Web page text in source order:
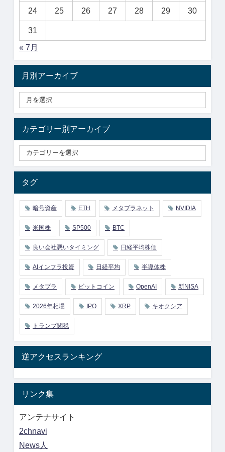
24 25 26 27 28 29 30
31
« 7月
月別アーカイブ
カテゴリー別アーカイブ
タグ
暗号資産 ETH メタプラネット NVIDIA
米国株 SP500 BTC
良い会社悪いタイミング 日経平均株価
AIインフラ投資 日経平均 半導体株
メタプラ ビットコイン OpenAI 新NISA
2026年相場 IPO XRP キオクシア
トランプ関税
逆アクセスランキング
リンク集
アンテナサイト
2chnavi
News人